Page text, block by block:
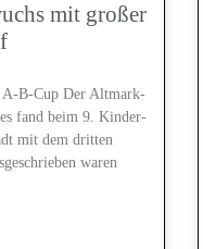
mit großer
A-B-Cup Der Altmark-
fand beim 9. Kinder-
mit dem dritten
waren